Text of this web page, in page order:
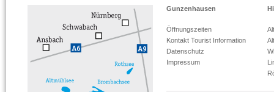
Gunzenhausen
Öffnungszeiten
Kontakt Tourist Information
Datenschutz
Impressum